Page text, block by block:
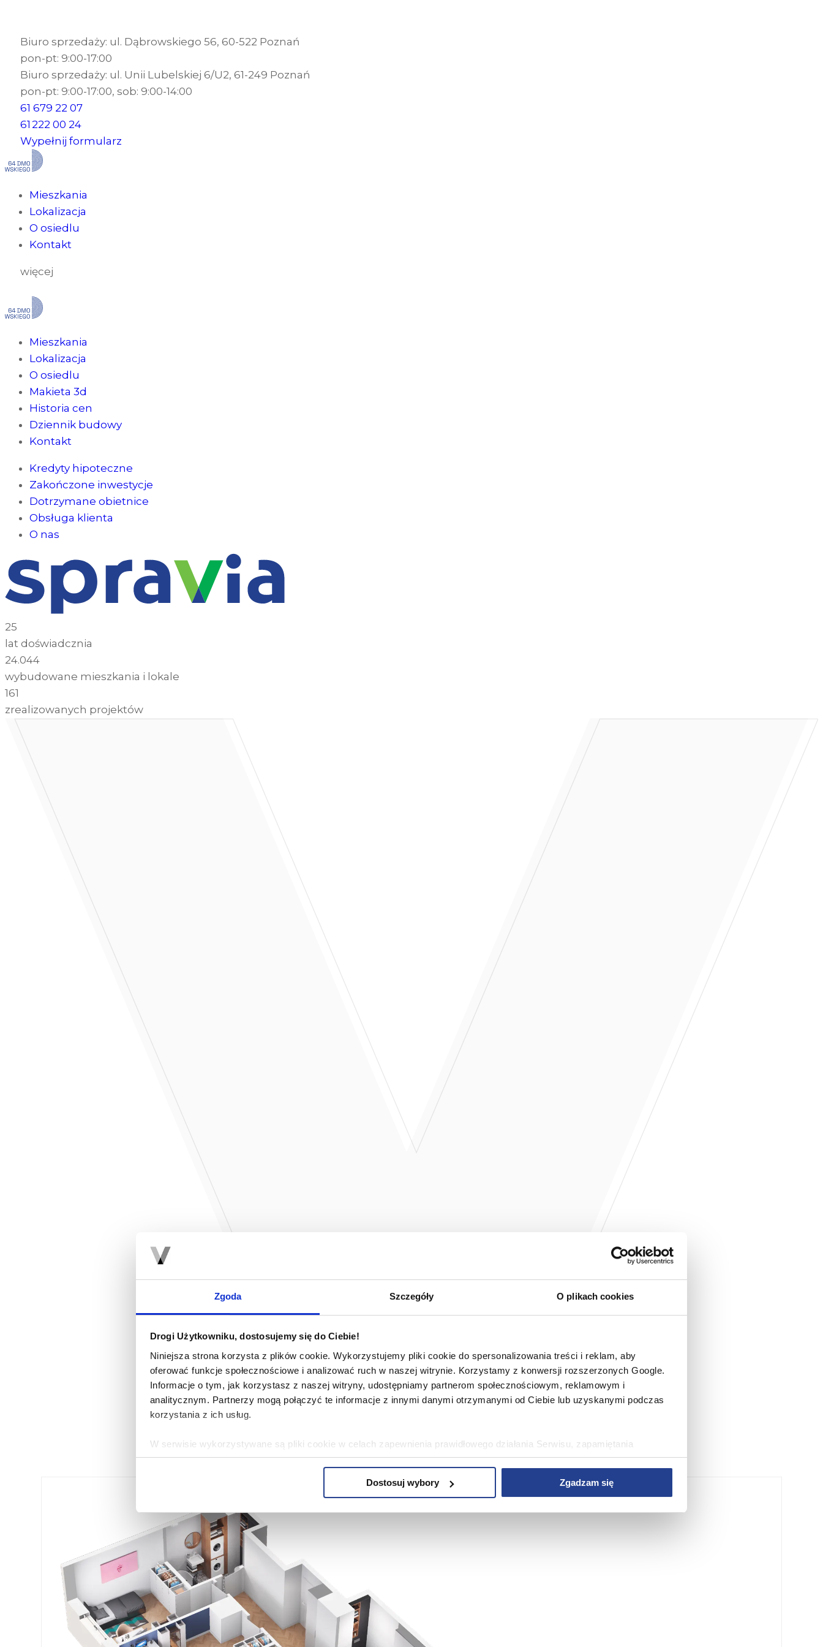
Zgoda Szczegóły O plikach cookies
Drogi Użytkowniku, dostosujemy się do Ciebie!
Niniejsza strona korzysta z plików cookie. Wykorzystujemy pliki cookie do spersonalizowania treści i reklam, aby
oferować funkcje społecznościowe i analizować ruch w naszej witrynie. Korzystamy z konwersji rozszerzonych Google.
Informacje o tym, jak korzystasz z naszej witryny, udostępniamy partnerom społecznościowym, reklamowym i
analitycznym. Partnerzy mogą połączyć te informacje z innymi danymi otrzymanymi od Ciebie lub uzyskanymi podczas
korzystania z ich usług.
W serwisie wykorzystywane są pliki cookie w celach zapewnienia prawidłowego działania Serwisu, zapamiętania
wybranych przez użytkownika ustawień i wszelkich wyborów dokonywanych w Serwisie, poprawy wydajności Serwisu,
działania Serwisu do preferencji użytkowników, tworzenia statystyk użytkowania Serwisu oraz w celach marketingowych.
Informacje, w tym dane osobowe, pozyskane w związku z wykorzystywaniem plików cookie w Serwisie, przetwarzane są
przez Spravia Sp. z o.o. jako usługodawcę Serwisu w ww. celach oraz mogą być również przetwarzane przez Partnerów
Spravia Sp. z o.o. W związku z powyższym użytkownik ma prawo do dostępu do swoich danych osobowych, ich
sprostowania, usunięcia, ograniczenia przetwarzania, wniesienia sprzeciwu wobec przetwarzania, a także prawo do
wniesienia skargi do Prezesa Urzędu Ochrony Danych Osobowych. Szczegółowe informacje o plikach cookie
wykorzystywanych w Serwisie oraz inne informacje dotyczące prywatności związane z korzystaniem z Serwisu dostępne
są w Polityce prywatności – pliki cookie
Wybierając opcję „Zgadzam się” wyrażasz zgodę na wykorzystywanie w Serwisie wszystkich plików cookie przez
Dostosuj wybory Zgadzam się
Biuro sprzedaży: ul. Dąbrowskiego 56, 60-522 Poznań
pon-pt: 9:00-17:00
Biuro sprzedaży: ul. Unii Lubelskiej 6/U2, 61-249 Poznań
pon-pt: 9:00-17:00, sob: 9:00-14:00
61 679 22 07
61 222 00 24
Wypełnij formularz
Mieszkania
Lokalizacja
O osiedlu
Kontakt
więcej
Mieszkania
Lokalizacja
O osiedlu
Makieta 3d
Historia cen
Dziennik budowy
Kontakt
Kredyty hipoteczne
Zakończone inwestycje
Dotrzymane obietnice
Obsługa klienta
O nas
25
lat doświadcznia
24.044
wybudowane mieszkania i lokale
161
zrealizowanych projektów
4 pokoje 67,23 m²